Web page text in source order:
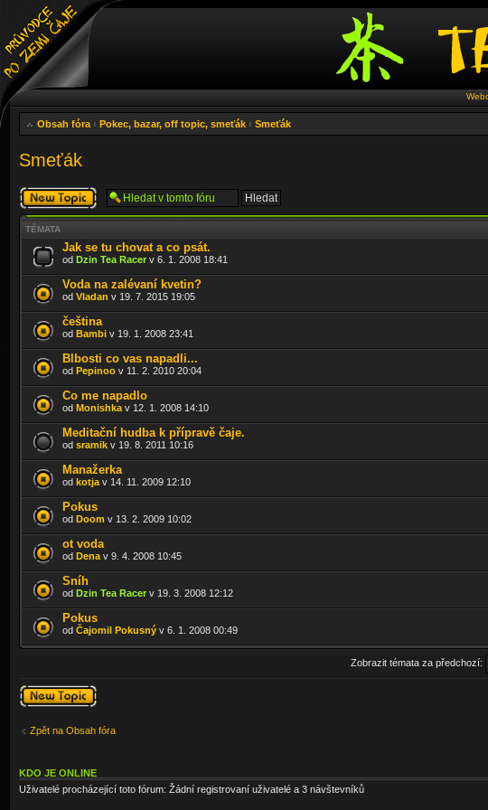
Obsah fóra ‹ Pokec, bazar, off topic, smeťák ‹ Smeťák
Smeťák
Odeslat nové
téma
TÉMATA
Jak se tu chovat a co psát.
od Dzin Tea Racer v 6. 1. 2008 18:41
Voda na zalévaní kvetin?
od Vladan v 19. 7. 2015 19:05
čeština
od Bambi v 19. 1. 2008 23:41
Blbosti co vas napadli...
od Pepinoo v 11. 2. 2010 20:04
Co me napadlo
od Monishka v 12. 1. 2008 14:10
Meditační hudba k přípravě čaje.
od sramik v 19. 8. 2011 10:16
Manažerka
od kotja v 14. 11. 2009 12:10
Pokus
od Doom v 13. 2. 2009 10:02
ot voda
od Dena v 9. 4. 2008 10:45
Sníh
od Dzin Tea Racer v 19. 3. 2008 12:12
Pokus
od Čajomil Pokusný v 6. 1. 2008 00:49
Zobrazit témata za předchozí:
Odeslat nové
téma
Zpět na Obsah fóra
KDO JE ONLINE
Uživatelé procházející toto fórum: Žádní registrovaní uživatelé a 3 návštevníků